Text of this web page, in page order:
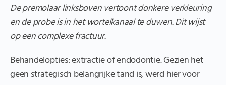
De premolaar linksboven vertoont donkere verkleuring
en de probe is in het wortelkanaal te duwen. Dit wijst
op een complexe fractuur.
Behandelopties: extractie of endodontie. Gezien het
geen strategisch belangrijke tand is, werd hier voor